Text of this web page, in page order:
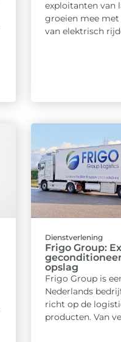
exploitanten van
groeien mee
van elektrisch
Dienstverlening
Frigo Group:
opslag
Frigo Group is
Nederlands
richt op de
producten. Van